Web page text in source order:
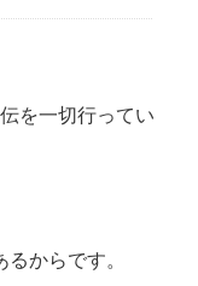
を一切行ってい
からです。